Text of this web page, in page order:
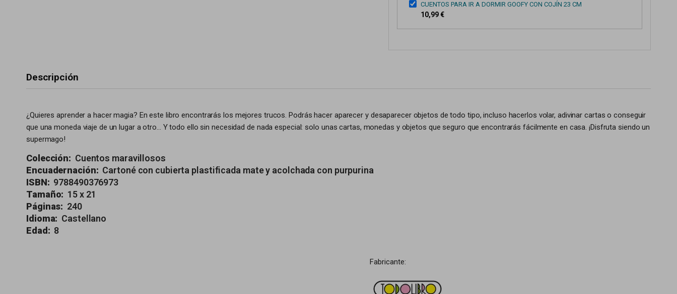
CUENTOS PARA IR A DORMIR GOOFY CON COJÍN 23 CM
10,99 €
Descripción
¿Quieres aprender a hacer magia? En este libro encontrarás los mejores trucos. Podrás hacer aparecer y desaparecer objetos de todo tipo, incluso hacerlos volar, adivinar cartas o conseguir
que una moneda viaje de un lugar a otro... Y todo ello sin necesidad de nada especial: solo unas cartas, monedas y objetos que seguro que encontrarás fácilmente en casa. ¡Disfruta siendo un
supermago!
Colección: Cuentos maravillosos
Encuadernación: Cartoné con cubierta plastificada mate y acolchada con purpurina
ISBN: 9788490376973
Tamaño: 15 x 21
Páginas: 240
Idioma: Castellano
Edad: 8
Fabricante: